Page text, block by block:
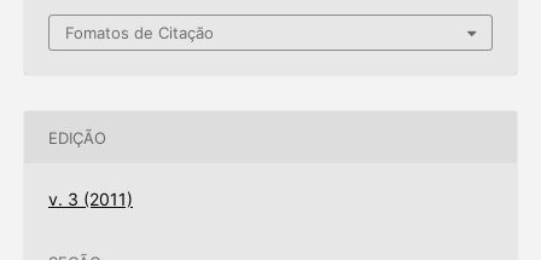
Fomatos de Citação
EDIÇÃO
v. 3 (2011)